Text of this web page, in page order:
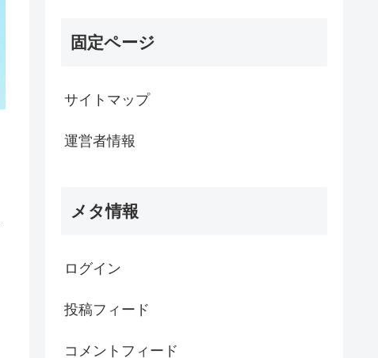
固定ページ
サイトマップ
運営者情報
メタ情報
ログイン
投稿フィード
コメントフィード